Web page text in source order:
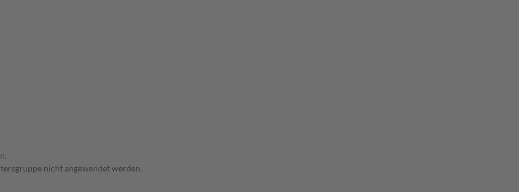
nicht angewendet werden.